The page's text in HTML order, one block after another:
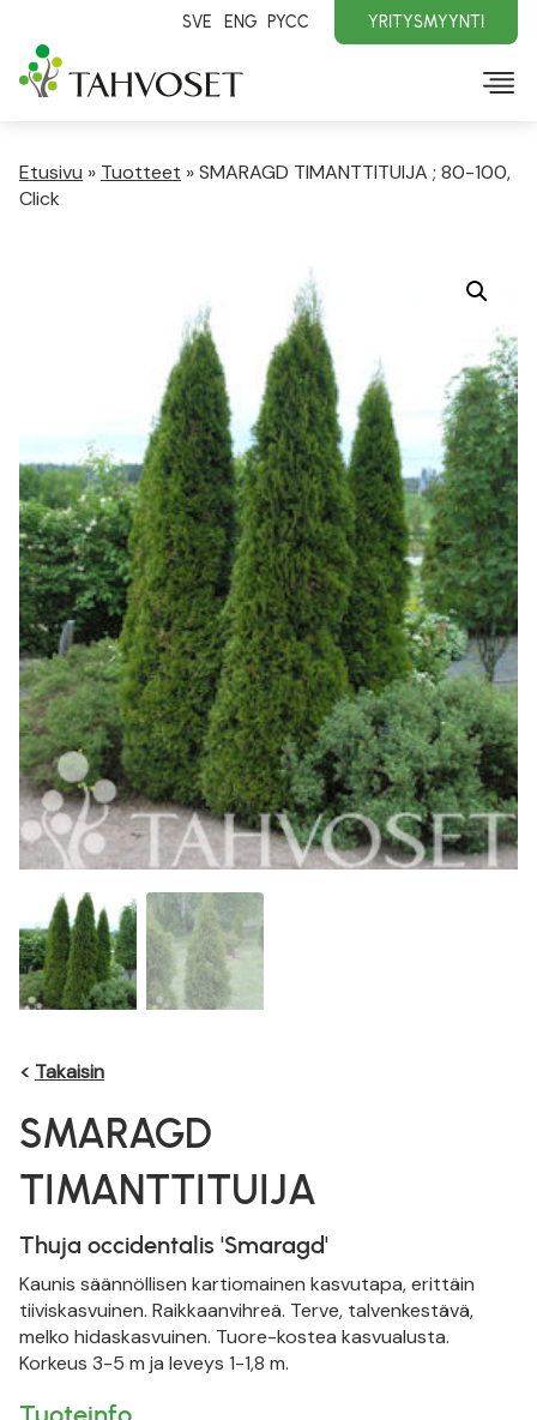
SVE ENG PYCC YRITYSMYYNTI
Etusivu » Tuotteet »SMARAGD TIMANTTITUIJA ; 80-100,
Click
< Takaisin
SMARAGD
TIMANTTITUIJA
Thuja occidentalis 'Smaragd'
Kaunis säännöllisen kartiomainen kasvutapa, erittäin
tiiviskasvuinen. Raikkaanvihreä. Terve, talvenkestävä,
melko hidaskasvuinen. Tuore-kostea kasvualusta.
Korkeus 3-5 m ja leveys 1-1,8 m.